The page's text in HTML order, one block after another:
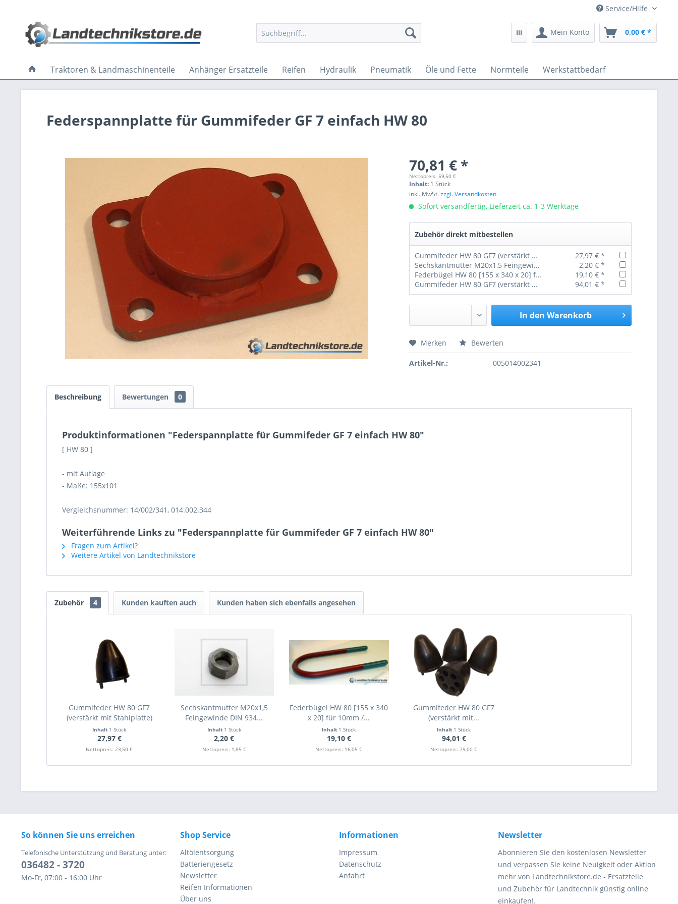
Service/Hilfe
Mein Konto 0,00 € *
Traktoren & Landmaschinenteile Anhänger Ersatzteile Reifen Hydraulik Pneumatik Öle und Fette Normteile Werkstattbedarf
Federspannplatte für Gummifeder GF 7 einfach HW 80
70,81 € *
Nettopreis: 59,50 €
Inhalt: 1 Stück
inkl. MwSt.zzgl. Versandkosten
Sofort versandfertig, Lieferzeit ca. 1-3 Werktage
Zubehör direkt mitbestellen
Gummifeder HW 80 GF7 (verstärkt mit Stahlplatte)
27,97 € *
Sechskantmutter M20x1,5 Feingewinde DIN 934 Güte 10
2,20 € *
Federbügel HW 80 [155 x 340 x 20] für 10mm / 12mm Blattfeder
19,10 € *
Gummifeder HW 80 GF7 (verstärkt mit Stahlplatte) 4 Stück
94,01 € *
In den Warenkorb
Preis anfragen
Ich habe dieDatenschutzerklärunggelesen, verstanden
und stimme zu. *
Mit * gekennzeichnete Felder sind Pflichtfelder.
Senden
Merken Bewerten
Artikel-Nr.: 005014002341
Beschreibung Bewertungen 0
Produktinformationen "Federspannplatte für Gummifeder GF 7 einfach HW 80"
[ HW 80 ]
- mit Auflage
- Maße: 155x101
Vergleichsnummer: 14/002/341, 014.002.344
Weiterführende Links zu "Federspannplatte für Gummifeder GF 7 einfach HW 80"
Fragen zum Artikel?
Weitere Artikel von Landtechnikstore
Zubehör 4 Kunden kauften auch Kunden haben sich ebenfalls angesehen
Gummifeder HW 80 GF7
(verstärkt mit Stahlplatte)
Inhalt 1 Stück
27,97 €
Nettopreis: 23,50 €
Sechskantmutter M20x1,5
Feingewinde DIN 934...
Inhalt 1 Stück
2,20 €
Nettopreis: 1,85 €
Federbügel HW 80 [155 x 340
x 20] für 10mm /...
Inhalt 1 Stück
19,10 €
Nettopreis: 16,05 €
Gummifeder HW 80 GF7
(verstärkt mit...
Inhalt 1 Stück
94,01 €
Nettopreis: 79,00 €
So können Sie uns erreichen
Telefonische Unterstützung und Beratung unter:
036482 - 3720
Mo-Fr, 07:00 - 16:00 Uhr
Shop Service
Altölentsorgung
Batteriengesetz
Newsletter
Reifen Informationen
Über uns
Informationen
Impressum
Datenschutz
Anfahrt
Newsletter
Abonnieren Sie den kostenlosen Newsletter
und verpassen Sie keine Neuigkeit oder Aktion
mehr von Landtechnikstore.de - Ersatzteile
und Zubehör für Landtechnik günstig online
einkaufen!.